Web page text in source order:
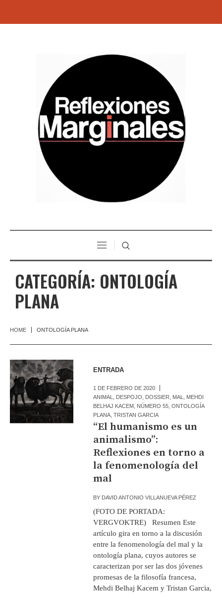
CATEGORÍA: ONTOLOGÍA
PLANA
HOME ONTOLOGÍA PLANA
ENTRADA
1 DE FEBRERO DE 2020
ANIMAL
DESPOJO DOSSIER MAL
MEHDI
BELHAJ KACEM NÚMERO 55 ,ONTOLOGÍA
PLANA ,TRISTAN GARCIA
“El humanismo es un
animalismo”:
Reflexiones en torno a
la fenomenología del
mal
BY DAVID ANTONIO VILLANUEVA PÉREZ
(FOTO DE PORTADA:
VERGVOKTRE) Resumen Este
artículo gira en torno a la discusión
entre la fenomenología del mal y la
ontología plana, cuyos autores se
caracterizan por ser las dos jóvenes
promesas de la filosofía francesa,
Mehdi Belhaj Kacem y Tristan Garcia,